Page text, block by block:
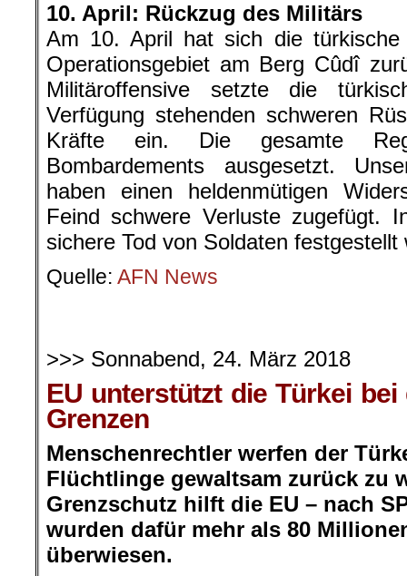
10. April: Rückzug des Militärs
Am 10. April hat sich die türkische
Operationsgebiet am Berg Cûdî
Militäroffensive setzte die
Verfügung stehenden schweren
Kräfte ein. Die gesamte
Bombardements ausgesetzt.
haben einen heldenmütigen
Feind schwere Verluste zugefügt.
sichere Tod von Soldaten festgestellt
Quelle: AFN News
>>> Sonnabend, 24. März 2018
EU unterstützt die Türkei
Grenzen
Menschenrechtler werfen der
Flüchtlinge gewaltsam zurück zu
Grenzschutz hilft die EU – nach
wurden dafür mehr als 80
überwiesen.